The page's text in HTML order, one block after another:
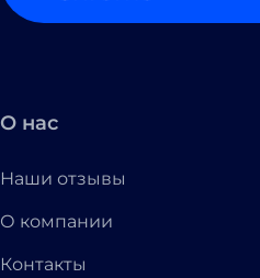
О нас
Наши отзывы
О компании
Контакты